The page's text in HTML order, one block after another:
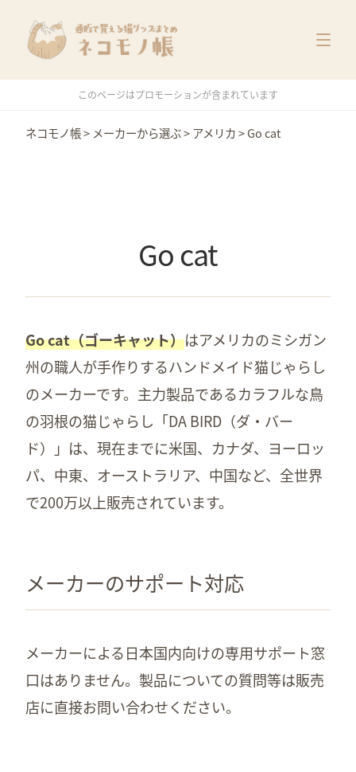
猫グッズ一覧
メーカー別
価格別
このページはプロモーションが含まれています
ネコモノ帳> メーカーから選ぶ>アメリカ>Go cat
Go cat
Go cat（ゴーキャット）はアメリカのミシガン
州の職人が手作りするハンドメイド猫じゃらし
のメーカーです。主力製品であるカラフルな鳥
の羽根の猫じゃらし「DA BIRD（ダ・バー
ド）」は、現在までに米国、カナダ、ヨーロッ
パ、中東、オーストラリア、中国など、全世界
で200万以上販売されています。
メーカーのサポート対応
メーカーによる日本国内向けの専用サポート窓
口はありません。製品についての質問等は販売
店に直接お問い合わせください。